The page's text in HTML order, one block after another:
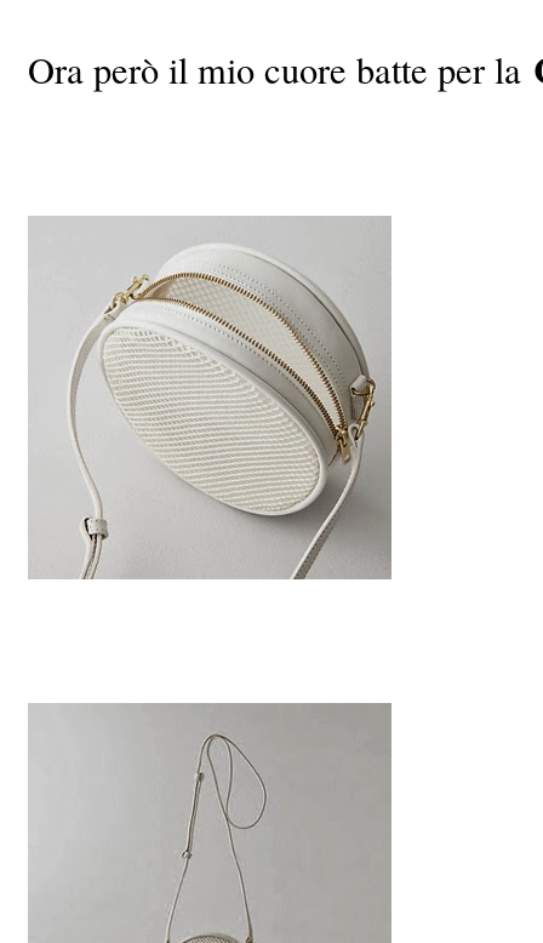
Ora però il mio cuore batte per la